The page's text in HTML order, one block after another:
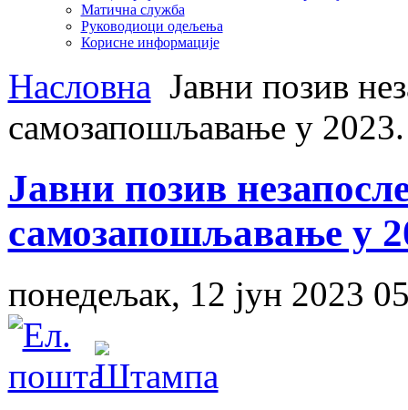
Матична служба
Руководиоци одељења
Корисне информације
Насловна Јавни позив
самозапошљавање у
Јавни позив
самозапошљавање у
понедељак, 12 јун 2023